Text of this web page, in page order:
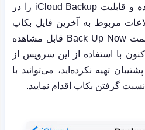
و قابلیت iCloud Backup را در
مربوط به آخرین فایل بکاپ
Back Up Now قابل مشاهده
با استفاده از این سرویس از
تهیه نکرده‌اید، می‌توانید با
نسبت گرفتن بکاپ اقدام نمایید.